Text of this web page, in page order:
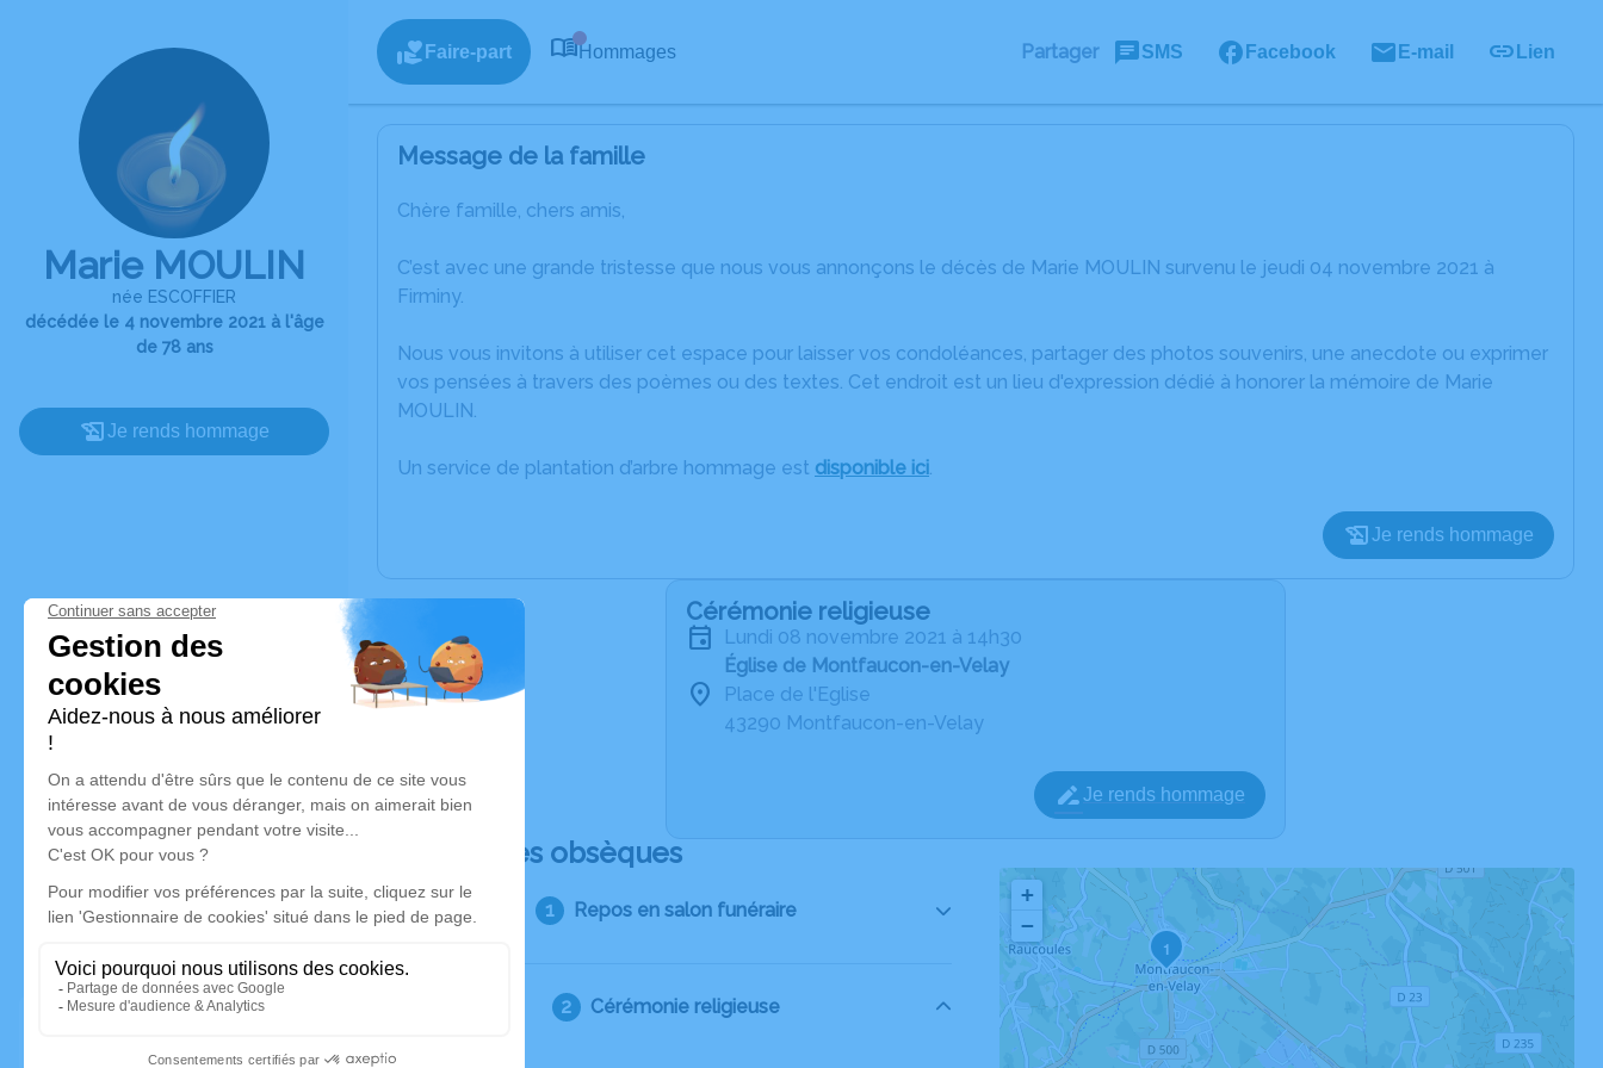
Marie MOULIN
née ESCOFFIER
décédée le 4 novembre 2021 à l'âge
de 78 ans
Je rends hommage
Faire-part Hommages Partager SMS Facebook E-mail Lien
Message de la famille
Chère famille, chers amis,
C’est avec une grande tristesse que nous vous annonçons le décès de Marie MOULIN survenu le jeudi 04 novembre 2021 à
Firminy.
Nous vous invitons à utiliser cet espace pour laisser vos condoléances, partager des photos souvenirs, une anecdote ou exprimer
vos pensées à travers des poèmes ou des textes. Cet endroit est un lieu d'expression dédié à honorer la mémoire de Marie
MOULIN.
Un service de plantation d’arbre hommage est disponible ici.
Je rends hommage
Cérémonie religieuse
lundi 08 novembre 2021 à 14h30
Église de Montfaucon-en-Velay
Place de l'Eglise
43290 Montfaucon-en-Velay
Je rends hommage
Déroulé des obsèques
Repos en salon funéraire
Cérémonie religieuse
1
+
−